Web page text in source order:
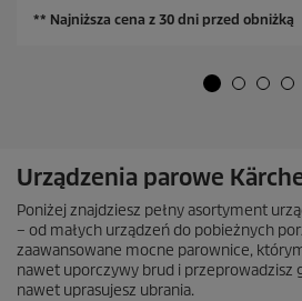
w
7
5
R
e
c
e
** Najniższa cena z 30 dni przed obniżką
Urządzenia parowe
Poniżej znajdziesz pełny asortyment
– od małych urządzeń do pobieżnych
zaawansowane mocne parownice,
nawet uporczywy brud i przeprowadzisz
nawet uprasujesz ubrania.